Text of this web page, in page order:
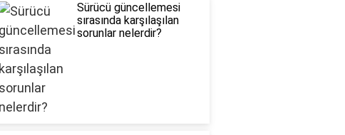
Sürücü güncellemesi
sırasında karşılaşılan
sorunlar nelerdir?